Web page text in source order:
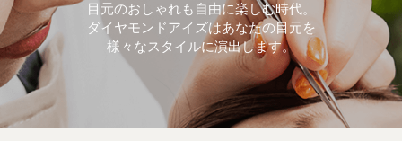
目元のおしゃれも自由に楽しむ時代。
ダイヤモンドアイズはあなたの目元を
様々なスタイルに演出します。